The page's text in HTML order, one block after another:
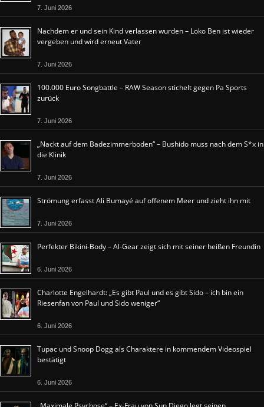
7. Juni 2026
Nachdem er und sein Kind verlassen wurden – Loko Ben ist wieder
vergeben und wird erneut Vater
7. Juni 2026
100.000 Euro Songbattle – RAW Season stichelt gegen Pa Sports
zurück
7. Juni 2026
„Nackt auf dem Badezimmerboden“ – Bushido muss nach dem S*x in
die Klinik
7. Juni 2026
Strömung erfasst Ali Bumayé auf offenem Meer und zieht ihn mit
7. Juni 2026
Perfekter Bikini-Body – Al-Gear zeigt sich mit seiner heißen Freundin
6. Juni 2026
Charlotte Engelhardt: „Es gibt Paul und es gibt Sido – ich bin ein
Riesenfan von Paul und Sido weniger“
6. Juni 2026
Tupac und Snoop Dogg als Charaktere in kommendem Videospiel
bestätigt
6. Juni 2026